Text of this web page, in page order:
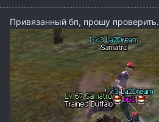
Привязанный бп, прошу проверить.